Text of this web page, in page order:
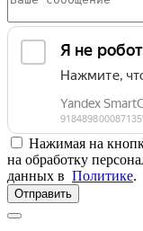
Нажимая на
на обработку
данных в Политике.
Отправить